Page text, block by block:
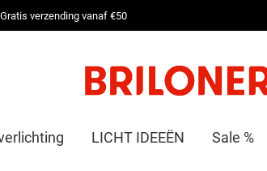
Gratis verzending vanaf €50
LICHT IDEEËN Sale %